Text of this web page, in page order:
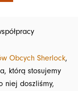
Obcych Sherlock,
którą stosujemy
niej doszliśmy,